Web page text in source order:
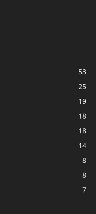
53
25
19
18
18
14
8
8
7